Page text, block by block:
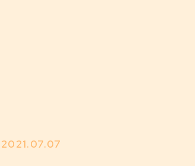
2021.07.07